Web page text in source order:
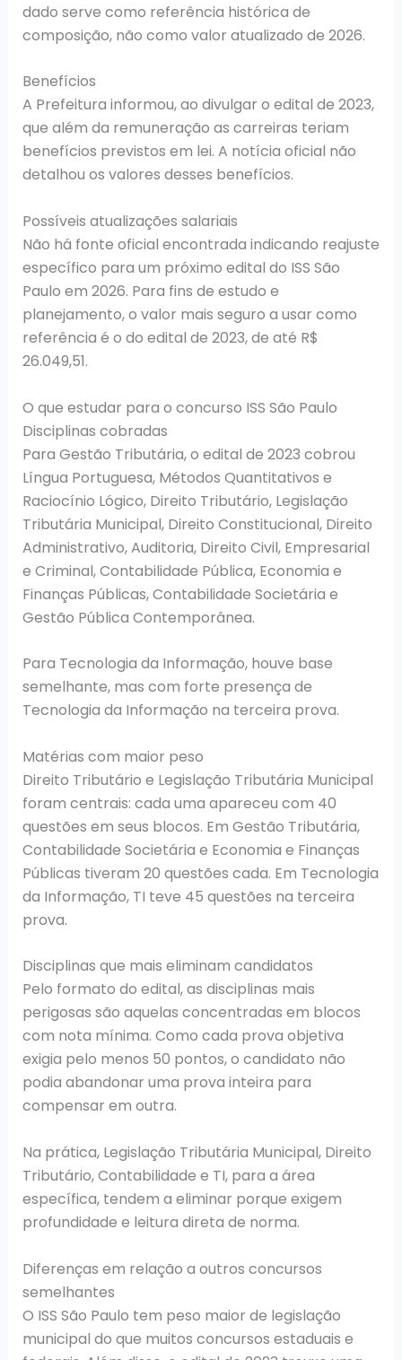
dado serve como referência histórica de
composição, não como valor atualizado de 2026.
Benefícios
A Prefeitura informou, ao divulgar o edital de 2023,
que além da remuneração as carreiras teriam
benefícios previstos em lei. A notícia oficial não
detalhou os valores desses benefícios.
Possíveis atualizações salariais
Não há fonte oficial encontrada indicando reajuste
específico para um próximo edital do ISS São
Paulo em 2026. Para fins de estudo e
planejamento, o valor mais seguro a usar como
referência é o do edital de 2023, de até R$
26.049,51.
O que estudar para o concurso ISS São Paulo
Disciplinas cobradas
Para Gestão Tributária, o edital de 2023 cobrou
Língua Portuguesa, Métodos Quantitativos e
Raciocínio Lógico, Direito Tributário, Legislação
Tributária Municipal, Direito Constitucional, Direito
Administrativo, Auditoria, Direito Civil, Empresarial
e Criminal, Contabilidade Pública, Economia e
Finanças Públicas, Contabilidade Societária e
Gestão Pública Contemporânea.
Para Tecnologia da Informação, houve base
semelhante, mas com forte presença de
Tecnologia da Informação na terceira prova.
Matérias com maior peso
Direito Tributário e Legislação Tributária Municipal
foram centrais: cada uma apareceu com 40
questões em seus blocos. Em Gestão Tributária,
Contabilidade Societária e Economia e Finanças
Públicas tiveram 20 questões cada. Em Tecnologia
da Informação, TI teve 45 questões na terceira
prova.
Disciplinas que mais eliminam candidatos
Pelo formato do edital, as disciplinas mais
perigosas são aquelas concentradas em blocos
com nota mínima. Como cada prova objetiva
exigia pelo menos 50 pontos, o candidato não
podia abandonar uma prova inteira para
compensar em outra.
Na prática, Legislação Tributária Municipal, Direito
Tributário, Contabilidade e TI, para a área
específica, tendem a eliminar porque exigem
profundidade e leitura direta de norma.
Diferenças em relação a outros concursos
semelhantes
O ISS São Paulo tem peso maior de legislação
municipal do que muitos concursos estaduais e